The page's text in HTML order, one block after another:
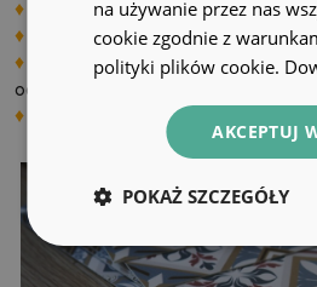
♦ Możliwość samodzielnego
♦ Cyfrowy nadruk przy użyciu
♦ Odporny na ścieranie,
odbarwienia i promieniowanie UV
♦ Zakres temperatur stosowania:
na używanie przez nas
cookie zgodnie z
polityki plików cookie.
AKCEPTUJ
POKAŻ SZCZEGÓŁY